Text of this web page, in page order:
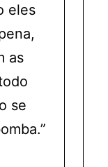
eles
as
se